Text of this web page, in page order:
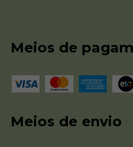
Meios de
Meios de envio